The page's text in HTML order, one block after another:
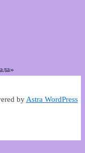
byAstra WordPress